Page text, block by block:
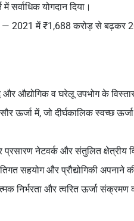
योगदान दिया।
है — 2021 में ₹1,688 करोड़ से
औद्योगिक व घरेलू उपभोग के विस्तार
ऊर्जा में, जो दीर्घकालिक स्वच्छ
नेटवर्क और संतुलित क्षेत्रीय
सहयोग और प्रौद्योगिकी अपनाने
निर्भरता और त्वरित ऊर्जा संक्रमण